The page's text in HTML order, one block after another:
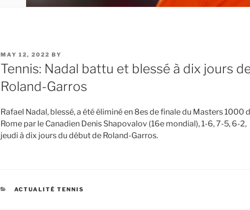
POSTED
ON
MAY 12, 2022 BY
Tennis: Nadal battu et blessé à dix jours
Roland-Garros
Rafael Nadal, blessé, a été éliminé en 8es de finale du Masters 1000
Rome par le Canadien Denis Shapovalov (16e mondial), 1-6, 7-5, 6-2,
jeudi à dix jours du début de Roland-Garros.
CATEGORIES
ACTUALITÉ TENNIS